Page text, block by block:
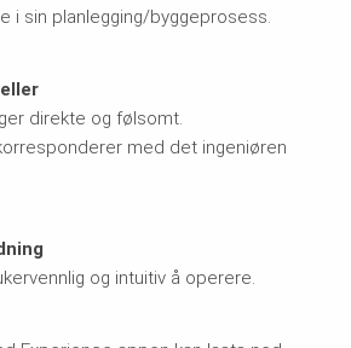
i sin planlegging/byggeprosess.
direkte og følsomt.
med det ingeniøren
og intuitiv å operere.